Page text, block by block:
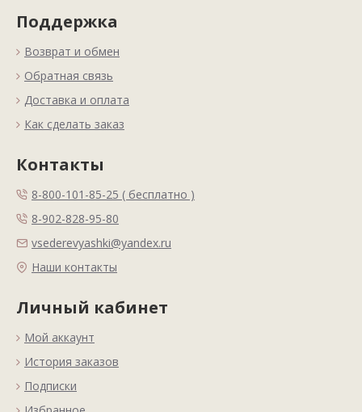
Поддержка
Возврат и обмен
Обратная связь
Доставка и оплата
Как сделать заказ
Контакты
8-800-101-85-25 ( бесплатно )
8-902-828-95-80
vsederevyashki@yandex.ru
Наши контакты
Личный кабинет
Мой аккаунт
История заказов
Подписки